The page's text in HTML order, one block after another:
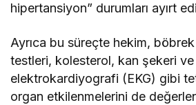
hipertansiyon” durumları ayırt
Ayrıca bu süreçte hekim,
testleri, kolesterol, kan şekeri ve
elektrokardiyografi (EKG) gibi
organ etkilenmelerini de